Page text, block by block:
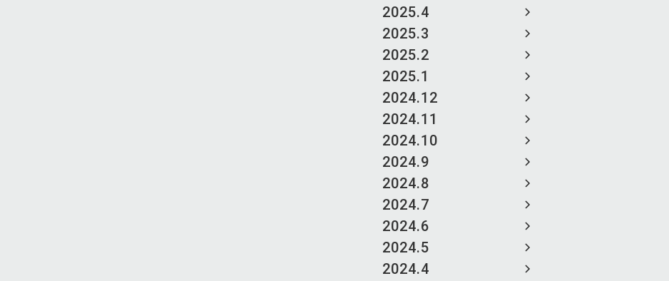
2025.4
2025.3
2025.2
2025.1
2024.12
2024.11
2024.10
2024.9
2024.8
2024.7
2024.6
2024.5
2024.4